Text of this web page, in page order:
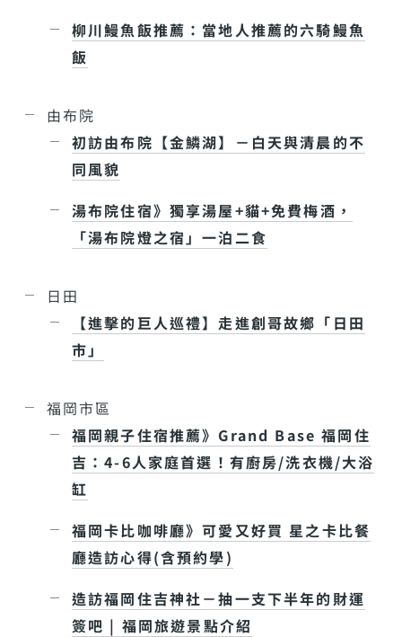
柳川鰻魚飯推薦：當地人推薦的六騎鰻魚
飯
由布院
初訪由布院【金鱗湖】－白天與清晨的不
同風貌
湯布院住宿》獨享湯屋+貓+免費梅酒，
「湯布院燈之宿」一泊二食
日田
【進擊的巨人巡禮】走進創哥故鄉「日田
市」
福岡市區
福岡親子住宿推薦》Grand Base 福岡住
吉：4-6人家庭首選！有廚房/洗衣機/大浴
缸
福岡卡比咖啡廳》可愛又好買 星之卡比餐
廳造訪心得(含預約學)
造訪福岡住吉神社－抽一支下半年的財運
簽吧 | 福岡旅遊景點介紹